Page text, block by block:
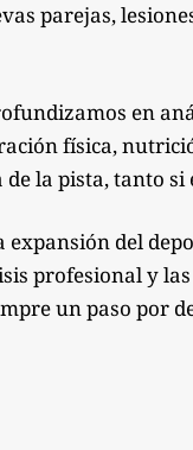
parejas,
en
física,
la pista, tanto
del
profesional y
un paso por